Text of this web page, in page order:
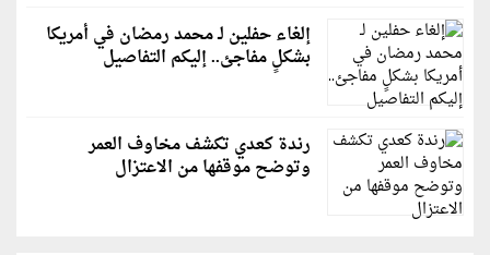
إلغاء حفلين لـ محمد رمضان في أمريكا
بشكلٍ مفاجئ.. إليكم التفاصيل
رندة كعدي تكشف مخاوف العمر
وتوضح موقفها من الاعتزال